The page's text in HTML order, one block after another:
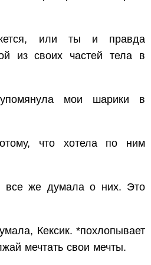
или ты и правда
из своих частей тела в
мои шарики в
что хотела по ним
все же думала о них. Это
Кексик. *похлопывает
мечтать свои мечты.